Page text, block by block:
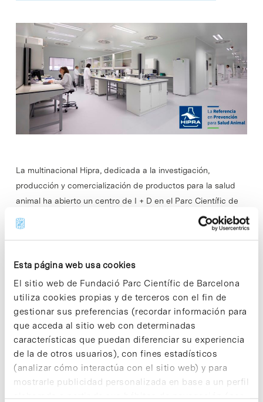
Esta página web usa cookies
El sitio web de Fundació Parc Científic de Barcelona
utiliza cookies propias y de terceros con el fin de
gestionar sus preferencias (recordar información para
que acceda al sitio web con determinadas
características que puedan diferenciar su experiencia
de la de otros usuarios), con fines estadísticos
(analizar cómo interactúa con el sitio web) y para
mostrarle publicidad personalizada en base a un perfil
elaborado a partir de sus hábitos de navegación (por
La multinacional Hipra, dedicada a la investigación,
producción y comercialización de productos para la salud
animal ha abierto un centro de I + D en el Parc Científic de
Barcelona (PCB).…
InSin categorizar
Gloria Pascual recibe el ‘Premio a
la Innovación Científica en
Investigación Básica’ de la
Fundación Pfizer